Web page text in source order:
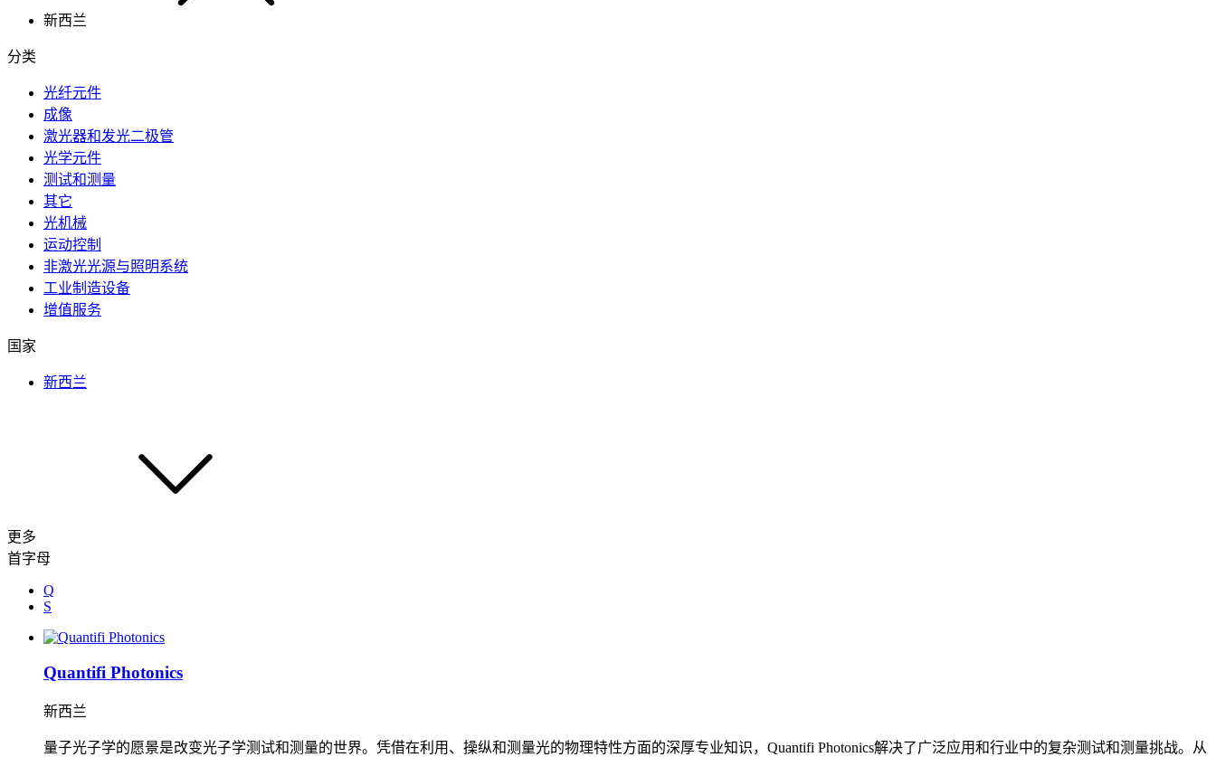
新西兰
分类
光纤元件
成像
激光器和发光二极管
光学元件
测试和测量
其它
光机械
运动控制
非激光光源与照明系统
工业制造设备
增值服务
国家
新西兰
更多
首字母
Q
S
Quantifi Photonics
新西兰
量子光子学的愿景是改变光子学测试和测量的世界。凭借在利用、操纵和测量光的物理特性方面的深厚专业知识，Quantifi Photonics解决了广泛应用和行业中的复杂测试和测量挑战。从